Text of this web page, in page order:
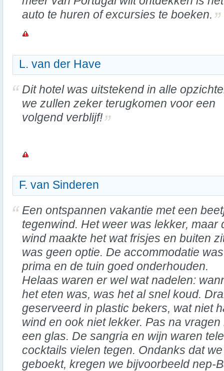
auto te huren of excursies te boeken.
L. van der Have
Dit hotel was uitstekend in alle
we zullen zeker terugkomen voor een
volgend verblijf!
F. van Sinderen
Een ontspannen vakantie met een
tegenwind. Het weer was lekker, maar
wind maakte het wat frisjes en buiten
was geen optie. De accommodatie was
prima en de tuin goed onderhouden.
Helaas waren er wel wat nadelen:
het eten was, was het al snel koud.
geserveerd in plastic bekers, wat niet
wind en ook niet lekker. Pas na
een glas. De sangria en wijn waren
cocktails vielen tegen. Ondanks dat
geboekt, kregen we bijvoorbeeld nep-